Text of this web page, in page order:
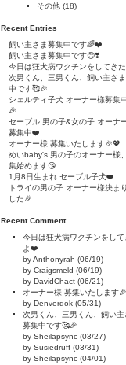
その他 (18)
Recent Entries
飼い主さま募集中です🌈❤️
飼い主さま募集中です😊❣️
今日は狂犬病ワクチンをしてき
次男くん、三男くん、飼い主さ
中です🥰🎉
シェルティ子犬 オーナー様募集
🎉
セーブル 男の子&女の子 オーナ
募集中❤️
オーナー様 募集いたします🎉💖
めいbaby's 男の子のオーナー様
集始めます😘
1月8日生まれ セーブル子犬❤️
トライの男の子 オーナー様決ま
した🎉
Recent Comment
今日は狂犬病ワクチンをして
よ❤️
by Anthonyrah (06/19)
by Craigsmeld (06/19)
by DavidChact (06/21)
オーナー様 募集いたします
by Denverdok (05/31)
次男くん、三男くん、飼い主
募集中です🥰🎉
by Sheilapsync (03/27)
by Susiedruff (03/31)
by Sheilapsync (04/01)